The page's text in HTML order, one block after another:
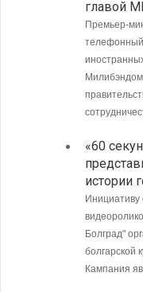
главой
Премьер-
телефонный
«60
истории
Инициативу
Болград"
болгарской
Кампания